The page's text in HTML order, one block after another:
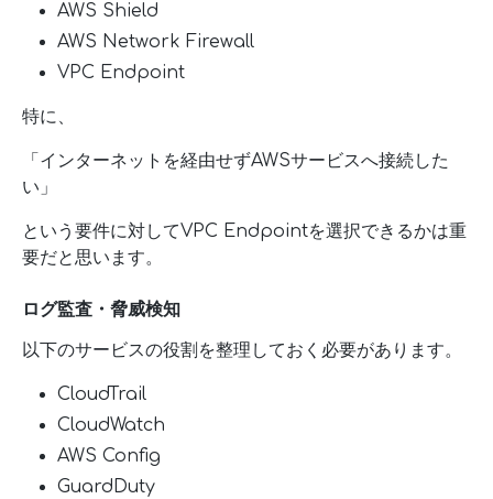
AWS Shield
AWS Network Firewall
VPC Endpoint
特に、
「インターネットを経由せずAWSサービスへ接続した
い」
という要件に対してVPC Endpointを選択できるかは重
要だと思います。
ログ監査・脅威検知
以下のサービスの役割を整理しておく必要があります。
CloudTrail
CloudWatch
AWS Config
GuardDuty